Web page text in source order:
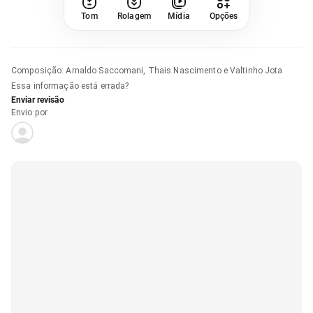
Tom Rolagem Mídia Opções
Composição:Arnaldo Saccomani, Thais Nascimento e Valtinho Jota
Essa informação está errada?
Enviar revisão
Envio por